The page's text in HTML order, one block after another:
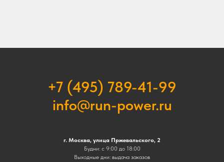
+7 (495) 789-41-99
info@run-power.ru
г. Москва, улица Пржевальского, 2
Будни: с 9:00 до 18:00
Выходные дни: выдача заказов